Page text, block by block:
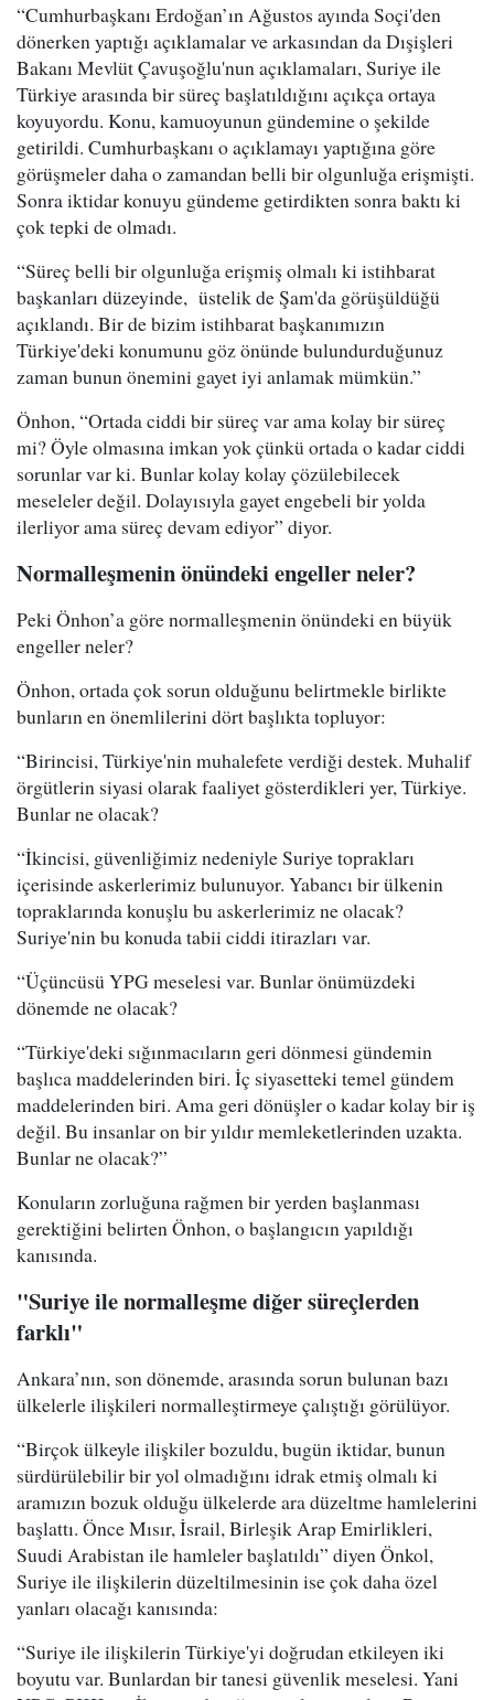
“Cumhurbaşkanı Erdoğan’ın Ağustos ayında Soçi'den
dönerken yaptığı açıklamalar ve arkasından da Dışişleri
Bakanı Mevlüt Çavuşoğlu'nun açıklamaları, Suriye ile
Türkiye arasında bir süreç başlatıldığını açıkça ortaya
koyuyordu. Konu, kamuoyunun gündemine o şekilde
getirildi. Cumhurbaşkanı o açıklamayı yaptığına göre
görüşmeler daha o zamandan belli bir olgunluğa erişmişti.
Sonra iktidar konuyu gündeme getirdikten sonra baktı ki
çok tepki de olmadı.
“Süreç belli bir olgunluğa erişmiş olmalı ki istihbarat
başkanları düzeyinde, üstelik de Şam'da görüşüldüğü
açıklandı. Bir de bizim istihbarat başkanımızın
Türkiye'deki konumunu göz önünde bulundurduğunuz
zaman bunun önemini gayet iyi anlamak mümkün.”
Önhon, “Ortada ciddi bir süreç var ama kolay bir süreç
mi? Öyle olmasına imkan yok çünkü ortada o kadar ciddi
sorunlar var ki. Bunlar kolay kolay çözülebilecek
meseleler değil. Dolayısıyla gayet engebeli bir yolda
ilerliyor ama süreç devam ediyor” diyor.
Normalleşmenin önündeki engeller neler?
Peki Önhon’a göre normalleşmenin önündeki en büyük
engeller neler?
Önhon, ortada çok sorun olduğunu belirtmekle birlikte
bunların en önemlilerini dört başlıkta topluyor:
“Birincisi, Türkiye'nin muhalefete verdiği destek. Muhalif
örgütlerin siyasi olarak faaliyet gösterdikleri yer, Türkiye.
Bunlar ne olacak?
“İkincisi, güvenliğimiz nedeniyle Suriye toprakları
içerisinde askerlerimiz bulunuyor. Yabancı bir ülkenin
topraklarında konuşlu bu askerlerimiz ne olacak?
Suriye'nin bu konuda tabii ciddi itirazları var.
“Üçüncüsü YPG meselesi var. Bunlar önümüzdeki
dönemde ne olacak?
“Türkiye'deki sığınmacıların geri dönmesi gündemin
başlıca maddelerinden biri. İç siyasetteki temel gündem
maddelerinden biri. Ama geri dönüşler o kadar kolay bir iş
değil. Bu insanlar on bir yıldır memleketlerinden uzakta.
Bunlar ne olacak?”
Konuların zorluğuna rağmen bir yerden başlanması
gerektiğini belirten Önhon, o başlangıcın yapıldığı
kanısında.
"Suriye ile normalleşme diğer süreçlerden
farklı"
Ankara’nın, son dönemde, arasında sorun bulunan bazı
ülkelerle ilişkileri normalleştirmeye çalıştığı görülüyor.
“Birçok ülkeyle ilişkiler bozuldu, bugün iktidar, bunun
sürdürülebilir bir yol olmadığını idrak etmiş olmalı ki
aramızın bozuk olduğu ülkelerde ara düzeltme hamlelerini
başlattı. Önce Mısır, İsrail, Birleşik Arap Emirlikleri,
Suudi Arabistan ile hamleler başlatıldı” diyen Önkol,
Suriye ile ilişkilerin düzeltilmesinin ise çok daha özel
yanları olacağı kanısında:
“Suriye ile ilişkilerin Türkiye'yi doğrudan etkileyen iki
boyutu var. Bunlardan bir tanesi güvenlik meselesi. Yani